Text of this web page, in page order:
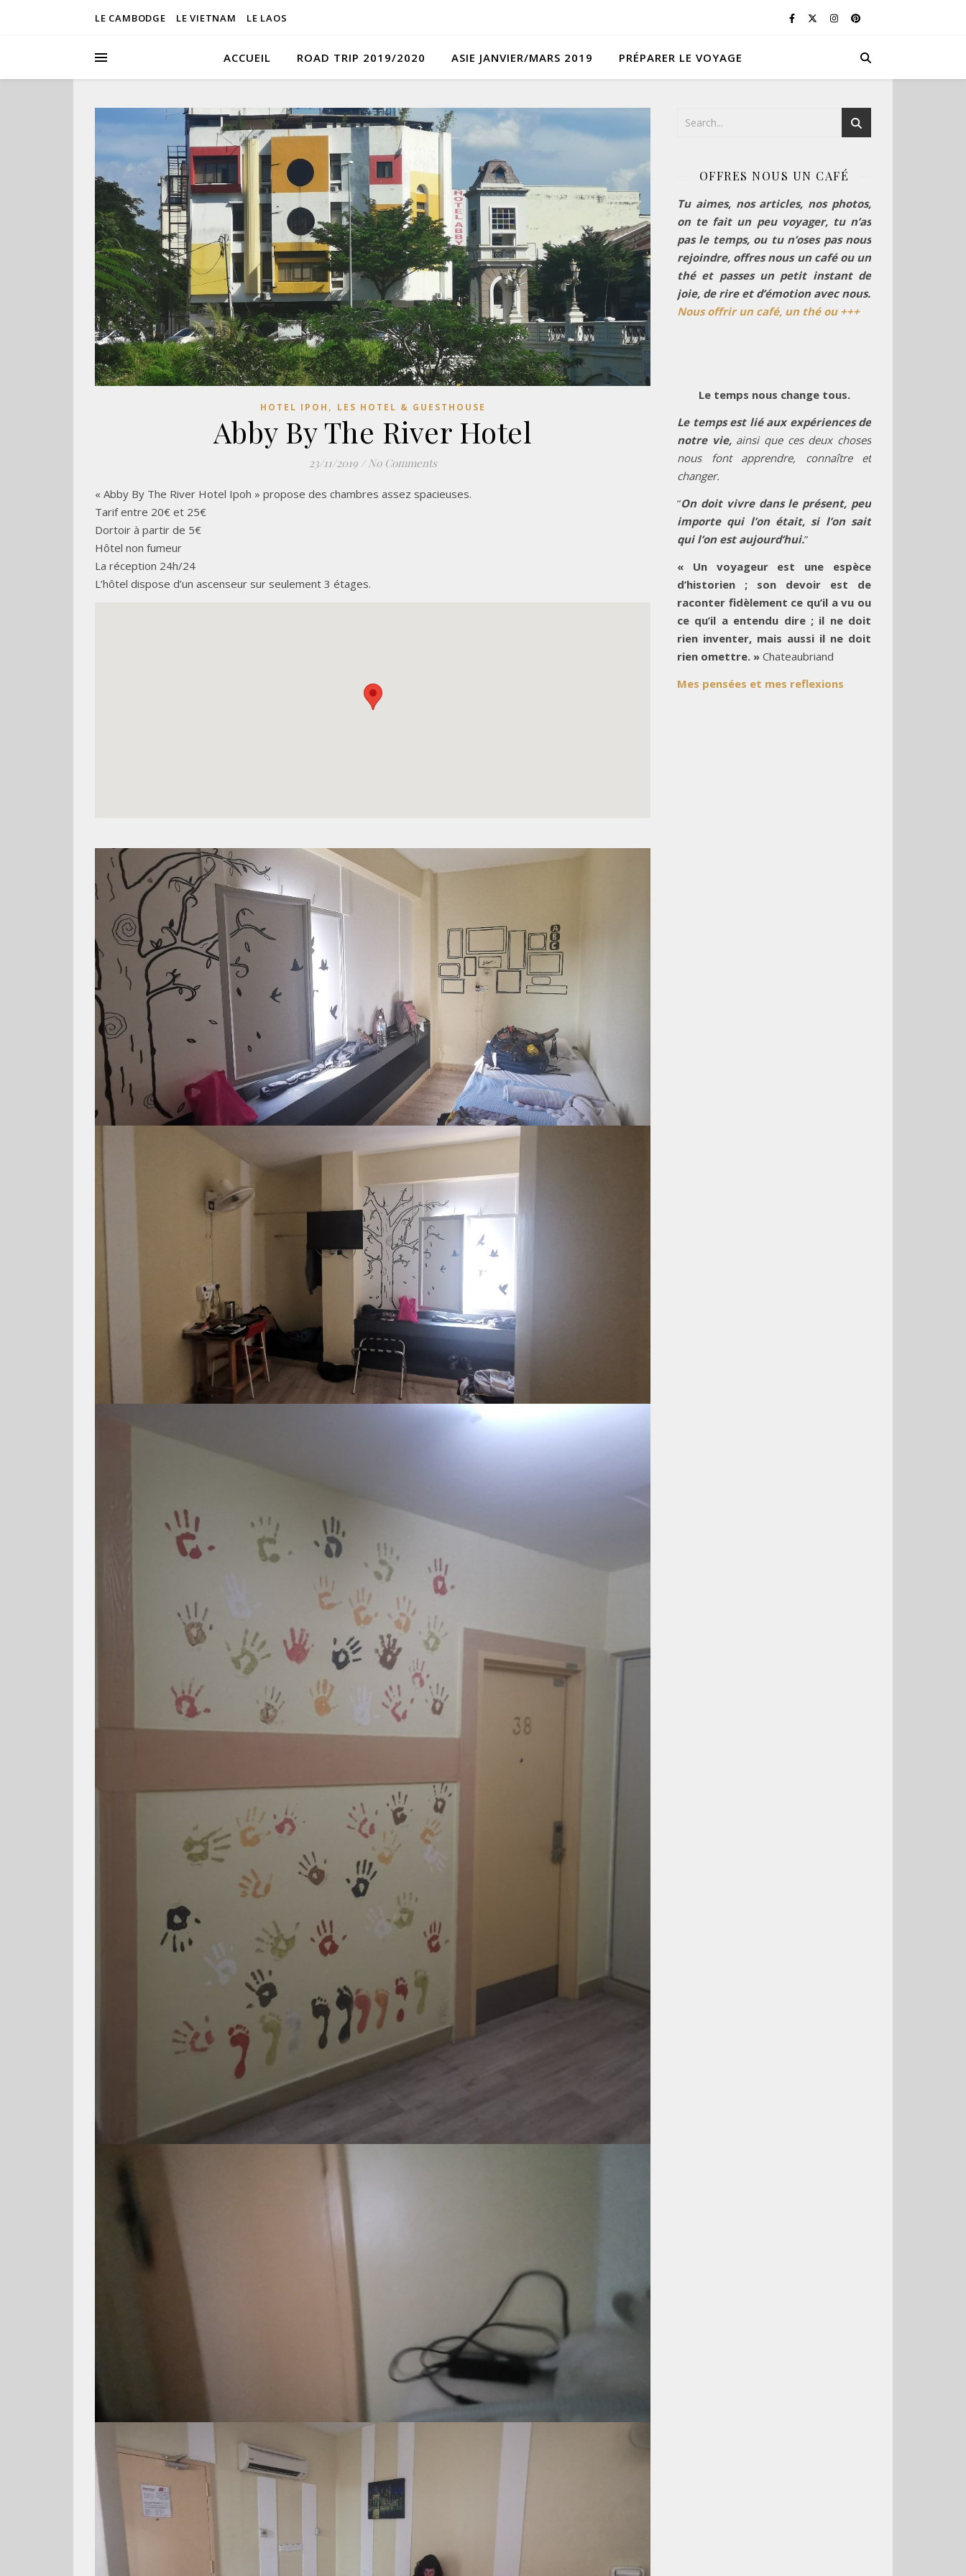
LE CAMBODGE LE VIETNAM LE LAOS
ACCUEIL ROAD TRIP 2019/2020 ASIE JANVIER/MARS 2019 PRÉPARER LE VOYAGE
HOTEL IPOH , LES HOTEL & GUESTHOUSE
Abby By The River Hotel
23/11/2019 / No Comments
« Abby By The River Hotel Ipoh » propose des chambres assez spacieuses.
Tarif entre 20€ et 25€
Dortoir à partir de 5€
Hôtel non fumeur
La réception 24h/24
L’hôtel dispose d’un ascenseur sur seulement 3 étages.
OFFRES NOUS UN CAFÉ
Tu aimes, nos articles, nos photos,
on te fait un peu voyager, tu n’as
pas le temps, ou tu n’oses pas nous
rejoindre, offres nous un café ou un
thé et passes un petit instant de
joie, de rire et d’émotion avec nous.
Nous offrir un café, un thé ou +++
Le temps nous change tous.
Le temps est lié aux expériences de
notre vie, ainsi que ces deux choses
nous font apprendre, connaître et
changer.
“On doit vivre dans le présent, peu
importe qui l’on était, si l’on sait
qui l’on est aujourd’hui.”
« Un voyageur est une espèce
d’historien ; son devoir est de
raconter fidèlement ce qu’il a vu ou
ce qu’il a entendu dire ; il ne doit
rien inventer, mais aussi il ne doit
rien omettre. » Chateaubriand
Mes pensées et mes reflexions